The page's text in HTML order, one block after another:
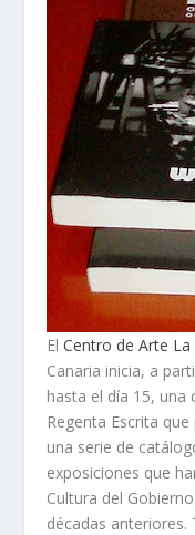
ElCentro de Arte La
Canaria inicia, a
hasta el día 15, una
Regenta Escrita
una serie de
exposiciones que
Cultura del
décadas